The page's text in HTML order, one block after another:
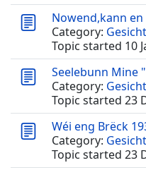
Nowend,kann
Category:
Topic started 10
Seelebunn Mine
Category:
Topic started 23
Wéi eng Brëck
Category:
Topic started 23